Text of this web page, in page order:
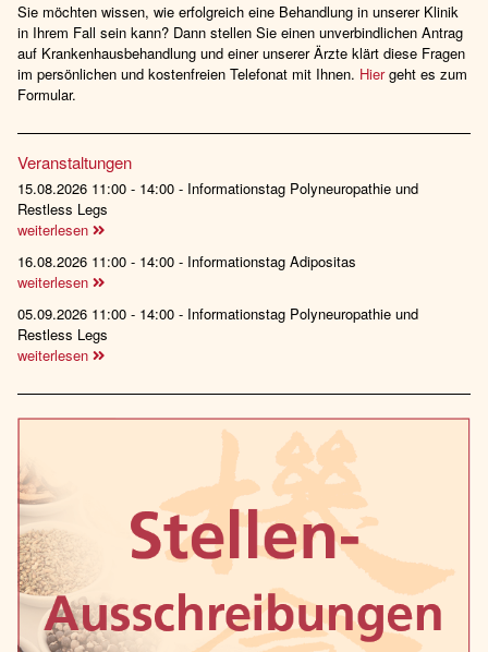
Sie möchten wissen, wie erfolgreich eine Behandlung in unserer Klinik
in Ihrem Fall sein kann? Dann stellen Sie einen unverbindlichen Antrag
auf Krankenhausbehandlung und einer unserer Ärzte klärt diese Fragen
im persönlichen und kostenfreien Telefonat mit Ihnen. Hiergeht es zum
Formular.
Veranstaltungen
15.08.2026 11:00 - 14:00 - Informationstag Polyneuropathie und
Restless Legs
weiterlesen
16.08.2026 11:00 - 14:00 - Informationstag Adipositas
weiterlesen
05.09.2026 11:00 - 14:00 - Informationstag Polyneuropathie und
Restless Legs
weiterlesen